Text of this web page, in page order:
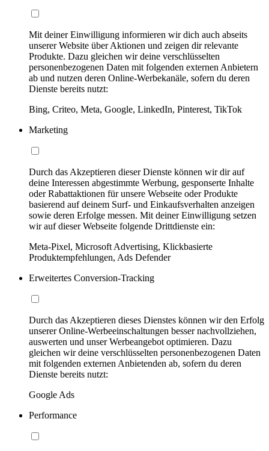
Mit deiner Einwilligung informieren wir dich auch abseits
unserer Website über Aktionen und zeigen dir relevante
Produkte. Dazu gleichen wir deine verschlüsselten
personenbezogenen Daten mit folgenden externen Anbietern
ab und nutzen deren Online-Werbekanäle, sofern du deren
Dienste bereits nutzt:
Bing, Criteo, Meta, Google, LinkedIn, Pinterest, TikTok
Marketing
Durch das Akzeptieren dieser Dienste können wir dir auf
deine Interessen abgestimmte Werbung, gesponserte Inhalte
oder Rabattaktionen für unsere Webseite oder Produkte
basierend auf deinem Surf- und Einkaufsverhalten anzeigen
sowie deren Erfolge messen. Mit deiner Einwilligung setzen
wir auf dieser Webseite folgende Drittdienste ein:
Meta-Pixel, Microsoft Advertising, Klickbasierte
Produktempfehlungen, Ads Defender
Erweitertes Conversion-Tracking
Durch das Akzeptieren dieses Dienstes können wir den Erfolg
unserer Online-Werbeeinschaltungen besser nachvollziehen,
auswerten und unser Werbeangebot optimieren. Dazu
gleichen wir deine verschlüsselten personenbezogenen Daten
mit folgenden externen Anbietenden ab, sofern du deren
Dienste bereits nutzt:
Google Ads
Performance